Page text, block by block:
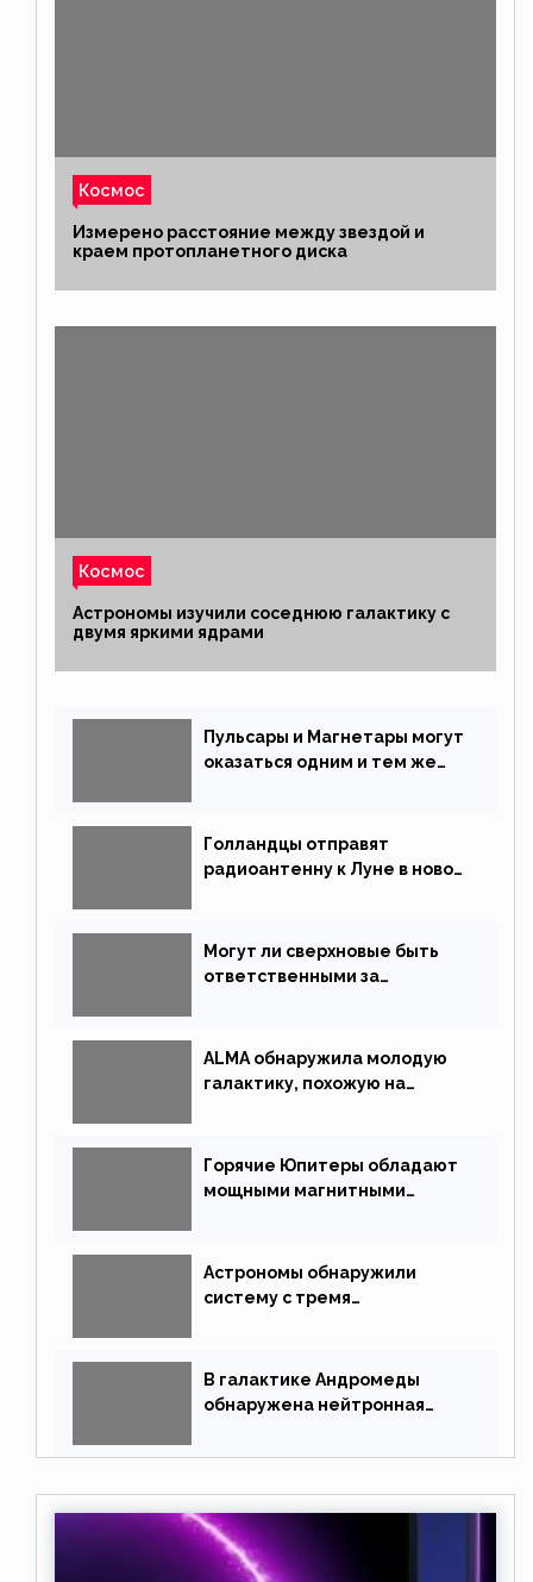
Космос
Измерено расстояние между звездой и
краем протопланетного диска
Космос
Астрономы изучили соседнюю галактику с
двумя яркими ядрами
Пульсары и Магнетары могут
оказаться одним и тем же
Голландцы отправят
радиоантенну к Луне в новой
Могут ли сверхновые быть
ответственными за
ALMA обнаружила молодую
галактику, похожую на
Горячие Юпитеры обладают
мощными магнитными
Астрономы обнаружили
систему с тремя
В галактике Андромеды
обнаружена нейтронная